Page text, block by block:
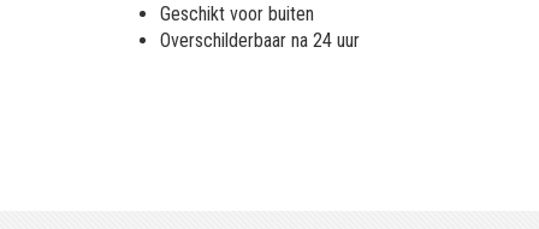
Geschikt voor buiten
Overschilderbaar na 24 uur